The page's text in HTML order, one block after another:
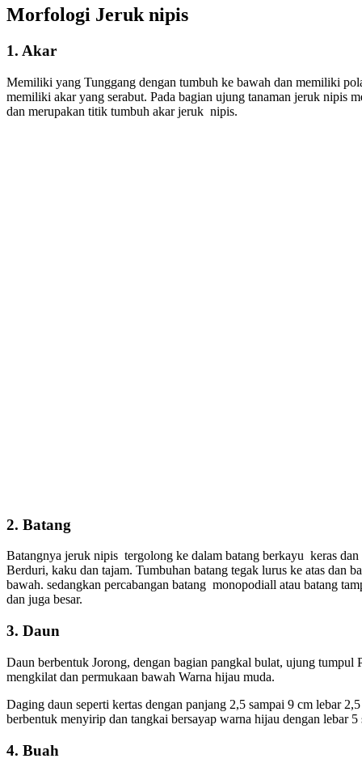
Morfologi Jeruk nipis
1. Akar
Memiliki yang Tunggang dengan tumbuh ke bawah dan memiliki
memiliki akar yang serabut. Pada bagian ujung tanaman jeruk nipis
dan merupakan titik tumbuh akar jeruk nipis.
2. Batang
Batangnya jeruk nipis tergolong ke dalam batang berkayu keras
Berduri, kaku dan tajam. Tumbuhan batang tegak lurus ke atas dan
bawah. sedangkan percabangan batang monopodiall atau batang
dan juga besar.
3. Daun
Daun berbentuk Jorong, dengan bagian pangkal bulat, ujung tumpul
mengkilat dan permukaan bawah Warna hijau muda.
Daging daun seperti kertas dengan panjang 2,5 sampai 9 cm lebar
berbentuk menyirip dan tangkai bersayap warna hijau dengan lebar 5
4. Buah